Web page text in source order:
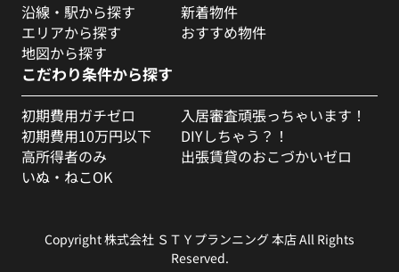
沿線・駅から探す
エリアから探す
地図から探す
新着物件
おすすめ物件
こだわり条件から探す
初期費用ガチゼロ
初期費用10万円以下
高所得者のみ
いぬ・ねこOK
入居審査頑張っちゃいます！
DIYしちゃう？！
出張賃貸のおこづかいゼロ
Copyright 株式会社 ＳＴＹプランニング 本店 All Rights
Reserved.